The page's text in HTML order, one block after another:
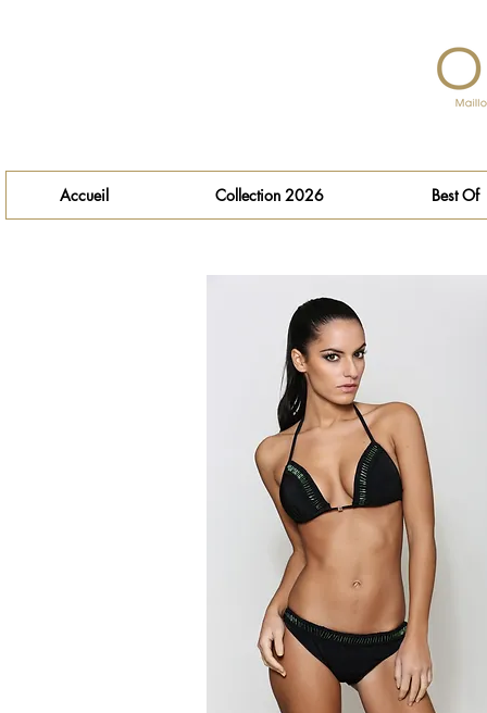
Accueil Collection 2026 Best Of